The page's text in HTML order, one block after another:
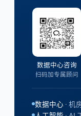
数据中心咨询
扫码加专属顾问
数据中心 · 机